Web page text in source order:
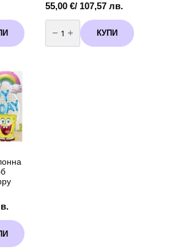
55,00 €/ 107,57 лв.
количество
за
Бутилка
с
КУПИ